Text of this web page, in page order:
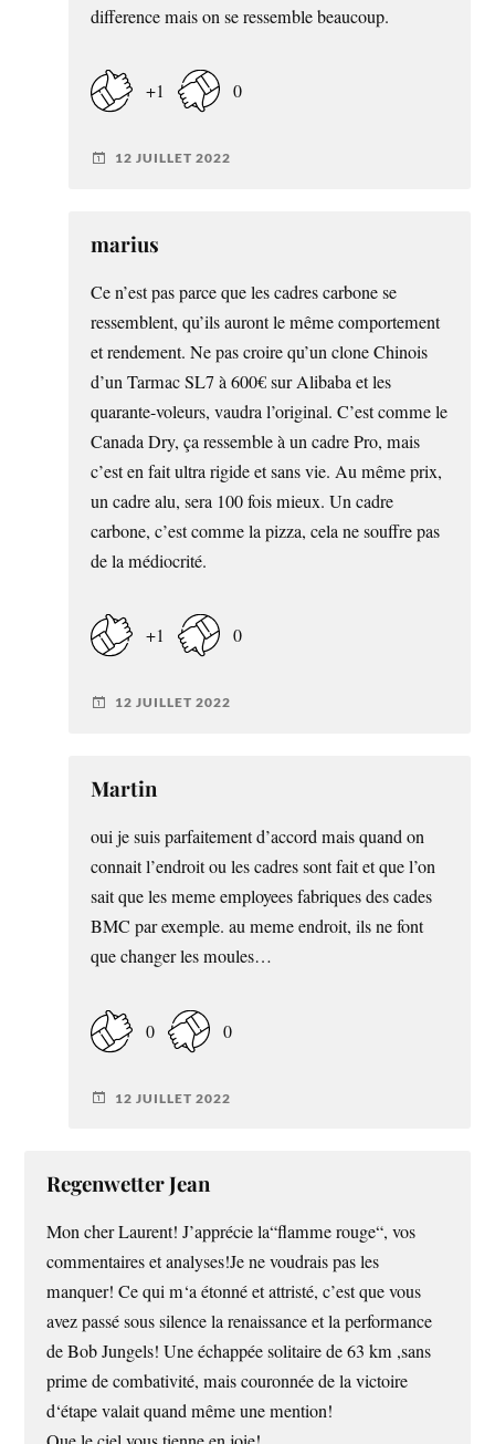
difference mais on se ressemble beaucoup.
+1 0
12 JUILLET 2022
marius
Ce n’est pas parce que les cadres carbone se
ressemblent, qu’ils auront le même comportement
et rendement. Ne pas croire qu’un clone Chinois
d’un Tarmac SL7 à 600€ sur Alibaba et les
quarante-voleurs, vaudra l’original. C’est comme le
Canada Dry, ça ressemble à un cadre Pro, mais
c’est en fait ultra rigide et sans vie. Au même prix,
un cadre alu, sera 100 fois mieux. Un cadre
carbone, c’est comme la pizza, cela ne souffre pas
de la médiocrité.
+1 0
12 JUILLET 2022
Martin
oui je suis parfaitement d’accord mais quand on
connait l’endroit ou les cadres sont fait et que l’on
sait que les meme employees fabriques des cades
BMC par exemple. au meme endroit, ils ne font
que changer les moules…
0 0
12 JUILLET 2022
Regenwetter Jean
Mon cher Laurent! J’apprécie la“flamme rouge“, vos
commentaires et analyses!Je ne voudrais pas les
manquer! Ce qui m‘a étonné et attristé, c’est que vous
avez passé sous silence la renaissance et la performance
de Bob Jungels! Une échappée solitaire de 63 km ,sans
prime de combativité, mais couronnée de la victoire
d‘étape valait quand même une mention!